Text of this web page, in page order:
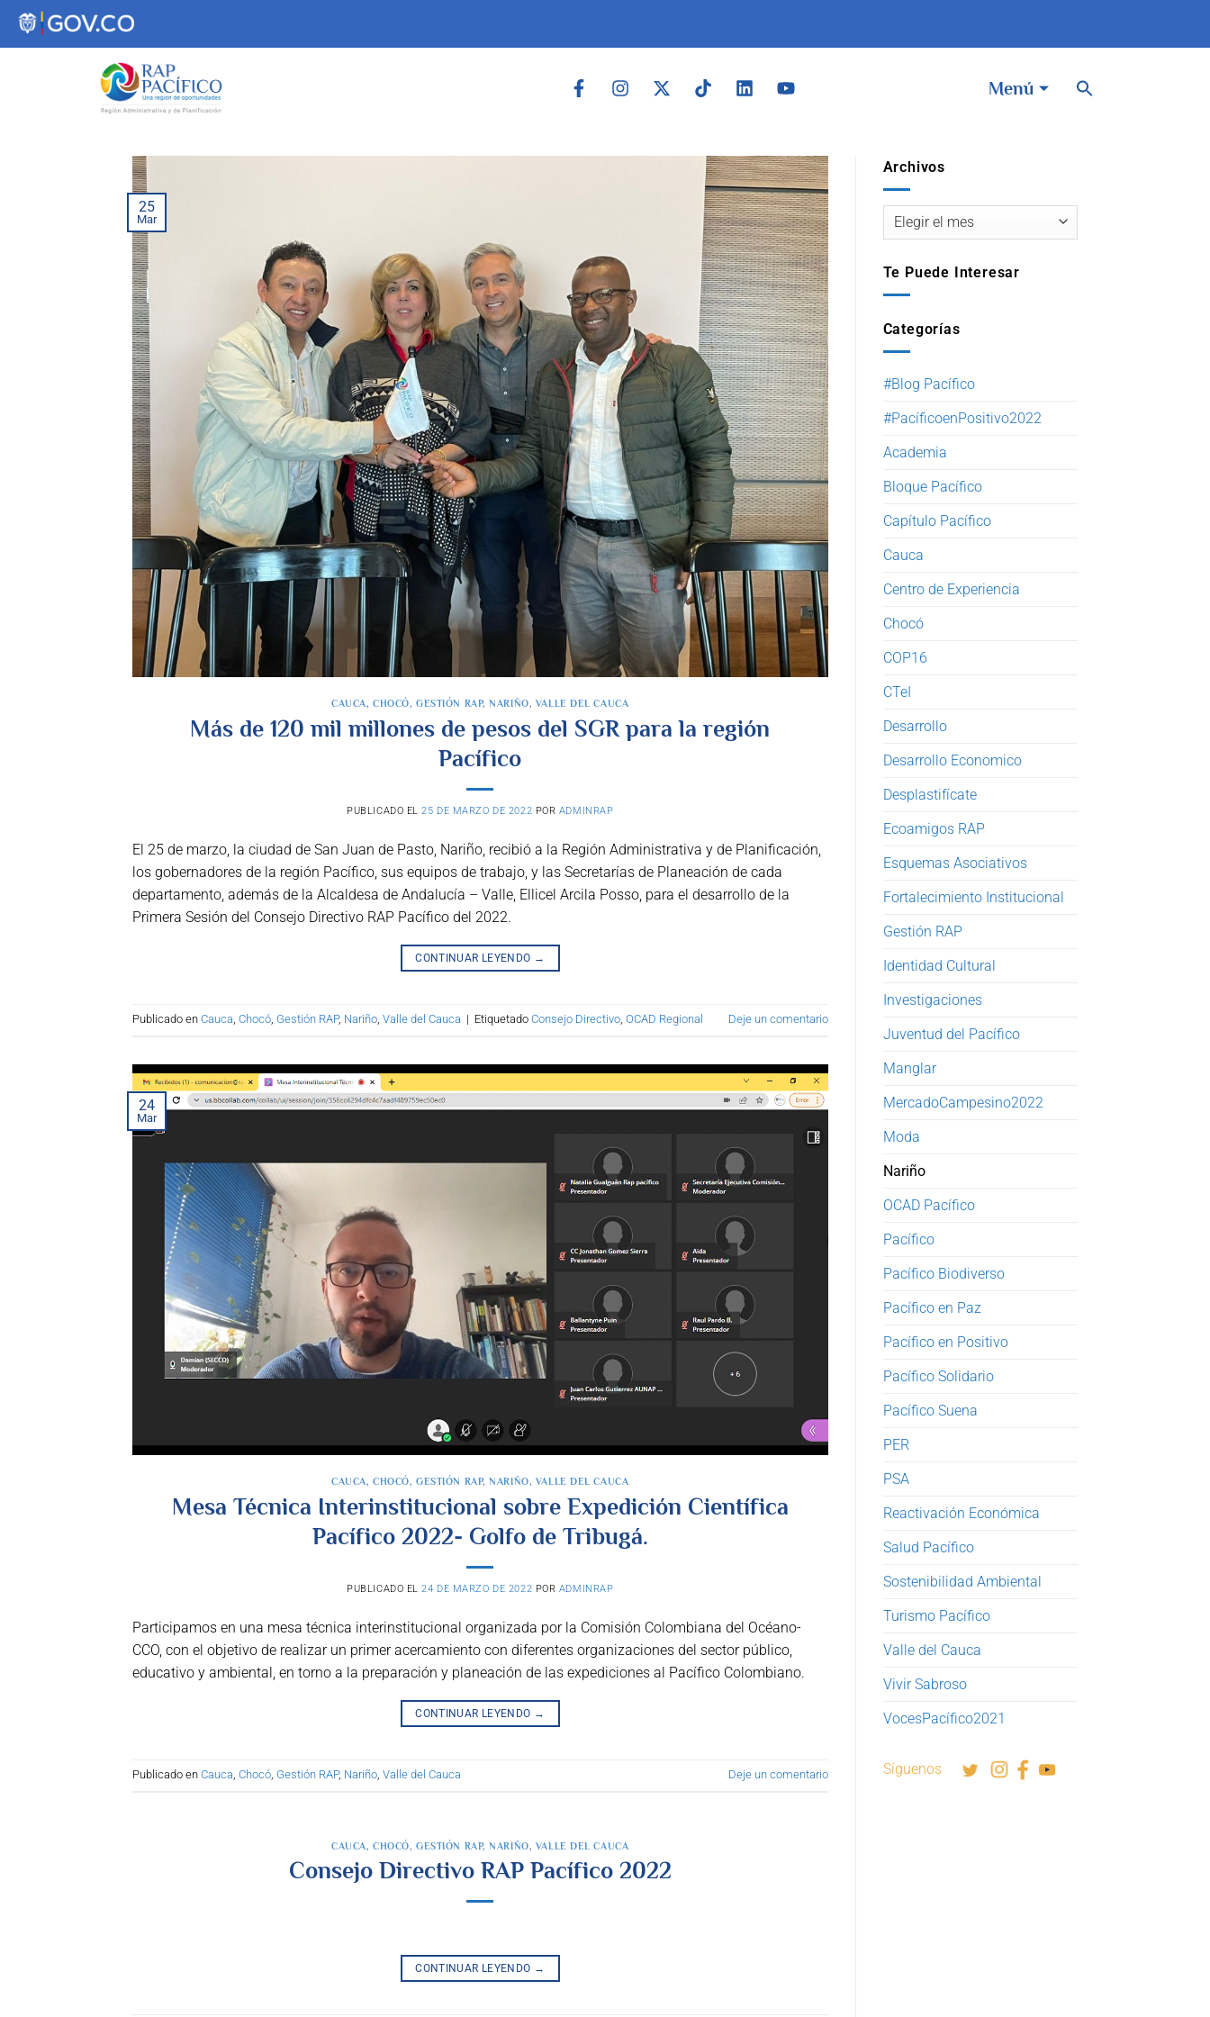
contenido
Menú
25
Mar
CAUCA,CHOCÓ,GESTIÓN RAP,NARIÑO, VALLE DEL CAUCA
Más de 120 mil millones de pesos del SGR para la región
Pacífico
PUBLICADO EL25 DE MARZO DE 2022 POR ADMINRAP
El 25 de marzo, la ciudad de San Juan de Pasto, Nariño, recibió a la Región Administrativa y de Planificación,
los gobernadores de la región Pacífico, sus equipos de trabajo, y las Secretarías de Planeación de cada
departamento, además de la Alcaldesa de Andalucía – Valle, Ellicel Arcila Posso, para el desarrollo de la
Primera Sesión del Consejo Directivo RAP Pacífico del 2022.
CONTINUAR LEYENDO →
Publicado en Cauca, Chocó, Gestión RAP, Nariño, Valle del Cauca | Etiquetado Consejo Directivo, OCAD Regional Deje un comentario
24
Mar
CAUCA,CHOCÓ,GESTIÓN RAP,NARIÑO, VALLE DEL CAUCA
Mesa Técnica Interinstitucional sobre Expedición Científica
Pacífico 2022- Golfo de Tribugá.
PUBLICADO EL24 DE MARZO DE 2022 POR ADMINRAP
Participamos en una mesa técnica interinstitucional organizada por la Comisión Colombiana del Océano-
CCO, con el objetivo de realizar un primer acercamiento con diferentes organizaciones del sector público,
educativo y ambiental, en torno a la preparación y planeación de las expediciones al Pacífico Colombiano.
CONTINUAR LEYENDO →
Publicado en Cauca, Chocó, Gestión RAP, Nariño, Valle del Cauca Deje un comentario
CAUCA,CHOCÓ,GESTIÓN RAP,NARIÑO, VALLE DEL CAUCA
Consejo Directivo RAP Pacífico 2022
CONTINUAR LEYENDO →
Archivos
Te Puede Interesar
Categorías
#Blog Pacífico
#PacíficoenPositivo2022
Academia
Bloque Pacífico
Capítulo Pacífico
Cauca
Centro de Experiencia
Chocó
COP16
CTeI
Desarrollo
Desarrollo Economico
Desplastifícate
Ecoamigos RAP
Esquemas Asociativos
Fortalecimiento Institucional
Gestión RAP
Identidad Cultural
Investigaciones
Juventud del Pacífico
Manglar
MercadoCampesino2022
Moda
Nariño
OCAD Pacífico
Pacífico
Pacífico Biodiverso
Pacífico en Paz
Pacífico en Positivo
Pacífico Solidario
Pacífico Suena
PER
PSA
Reactivación Económica
Salud Pacífico
Sostenibilidad Ambiental
Turismo Pacífico
Valle del Cauca
Vivir Sabroso
VocesPacífico2021
Síguenos